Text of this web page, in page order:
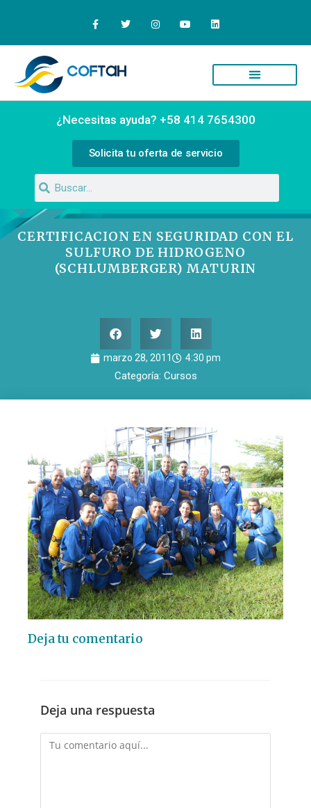
¿Necesitas ayuda? +58 414 7654300
Solicita tu oferta de servicio
CERTIFICACION EN SEGURIDAD CON EL
SULFURO DE HIDROGENO
(SCHLUMBERGER) MATURIN
marzo 28, 2011 4:30 pm
Categoría: Cursos
Deja tu comentario
Deja una respuesta